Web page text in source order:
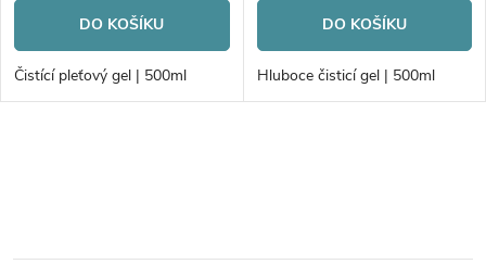
o
d
t
o
d
DO KOŠÍKU
Čistící pleťový gel | 500ml
DO KOŠÍKU
Hluboce čisticí gel | 500ml
l